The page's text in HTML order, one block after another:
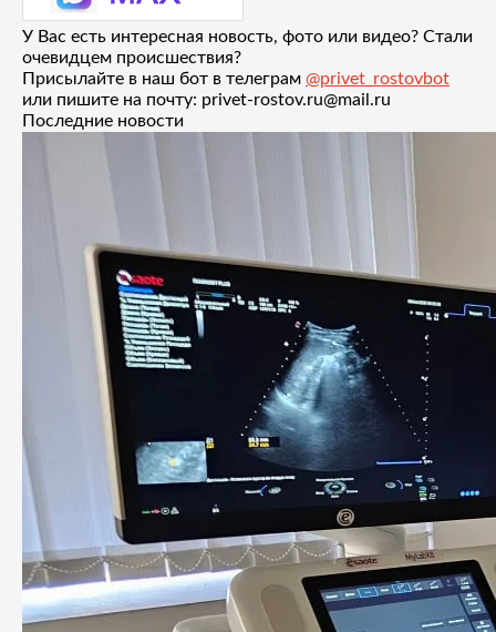
У Вас есть интересная новость, фото или видео? Стали
очевидцем происшествия?
Присылайте в наш бот в телеграм @privet_rostovbot
или пишите на почту: privet-rostov.ru@mail.ru
Последние новости